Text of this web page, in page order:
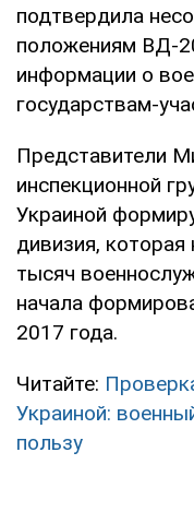
подтвердила
положениям ВД-
информации о
государствам-
Представители
инспекционной
Украиной
дивизия,
тысяч
начала
2017 года.
Читайте:
Украиной:
пользу